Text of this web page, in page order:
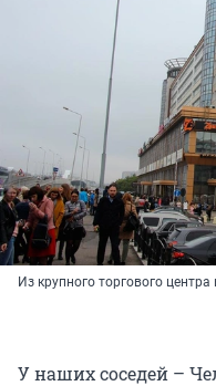
Из крупного торгового
У наших соседей –